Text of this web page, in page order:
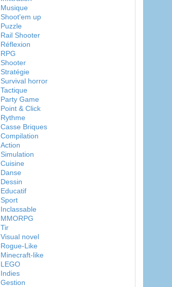
Musique
Shoot'em up
Puzzle
Rail Shooter
Réflexion
RPG
Shooter
Stratégie
Survival horror
Tactique
Party Game
Point & Click
Rythme
Casse Briques
Compilation
Action
Simulation
Cuisine
Danse
Dessin
Educatif
Sport
Inclassable
MMORPG
Tir
Visual novel
Rogue-Like
Minecraft-like
LEGO
Indies
Gestion